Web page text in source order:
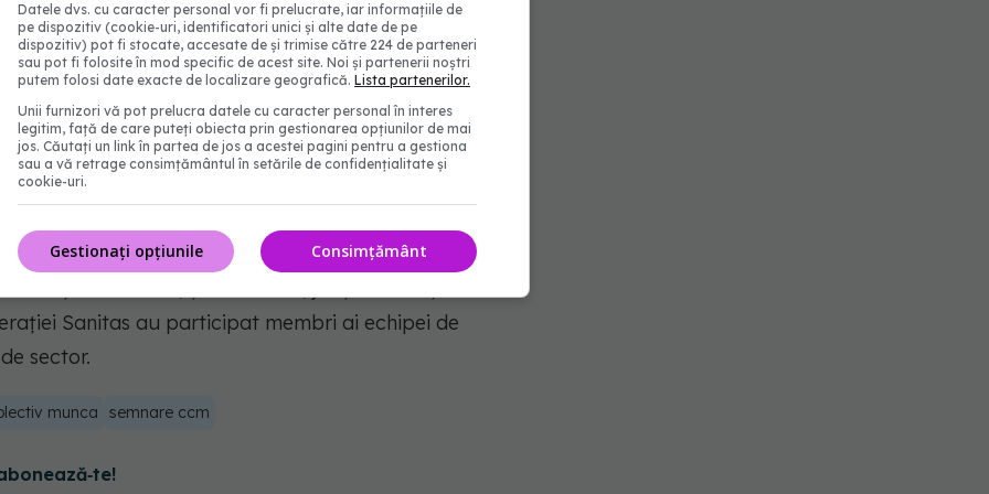
săptămâna viitoare în Monitorul Oficial.
miercuri, la Târgu Mureş, dezbaterea cu
de sector bugetar Sănătate - un acord de
Centru, fiind prima dezbatere de aceste
sanitare, şefii RUNOS, juriştii instituţiilor
Sanitas au participat membri ai echipei de
sector.
munca semnare ccm
Datele dvs. cu caracter personal vor fi prelucrate, iar informațiile de
pe dispozitiv (cookie-uri, identificatori unici și alte date de pe
dispozitiv) pot fi stocate, accesate de și trimise către 224 de parteneri
sau pot fi folosite în mod specific de acest site. Noi și partenerii noștri
putem folosi date exacte de localizare geografică. Lista partenerilor.
Unii furnizori vă pot prelucra datele cu caracter personal în interes
legitim, față de care puteți obiecta prin gestionarea opțiunilor de mai
jos. Căutați un link în partea de jos a acestei pagini pentru a gestiona
sau a vă retrage consimțământul în setările de confidențialitate și
cookie-uri.
Consimțământ
Gestionați opțiunile